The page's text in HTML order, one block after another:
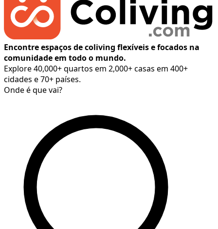
Encontre espaços de coliving flexíveis e focados na
comunidade em todo o mundo.
Explore 40,000+ quartos em 2,000+ casas em 400+
cidades e 70+ países.
Onde é que vai?